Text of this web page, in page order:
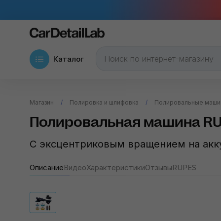
Каталог
Магазин Полировка и шлифовка Полировальные
Полировальная машина
С эксцентриковым вращением на
ОписаниеВидеоХарактеристикиОтзывыRUPES